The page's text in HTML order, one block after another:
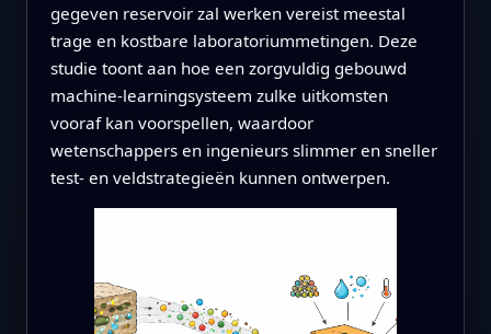
gegeven reservoir zal werken vereist meestal
trage en kostbare laboratoriummetingen. Deze
studie toont aan hoe een zorgvuldig gebouwd
machine-learningsysteem zulke uitkomsten
vooraf kan voorspellen, waardoor
wetenschappers en ingenieurs slimmer en sneller
test- en veldstrategieën kunnen ontwerpen.